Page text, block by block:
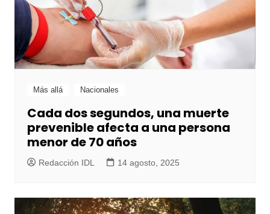
Más allá Nacionales
Cada dos segundos, una muerte
prevenible afecta a una persona
menor de 70 años
Redacción IDL 14 agosto, 2025